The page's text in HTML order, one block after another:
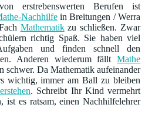
erstrebenswerten Berufen ist
Nachhilfein Breitungen / Werra
Mathematikzu schließen. Zwar
richtig Spaß. Sie haben viel
und finden schnell den
Anderen wiederum fällt Mathe
schwer. Da Mathematik aufeinander
wichtig, immer am Ball zu bleiben
. Schreibt Ihr Kind vermehrt
ist es ratsam, einen Nachhilfelehrer